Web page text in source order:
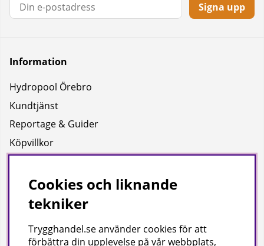
Signa upp
Information
Hydropool Örebro
Kundtjänst
Reportage & Guider
Köpvillkor
Uppgifter för leverans
Om oss
Företagsinformation / hitta till oss
Cookies och liknande
tekniker
Trygghandel.se använder cookies för att
förbättra din upplevelse på vår webbplats,